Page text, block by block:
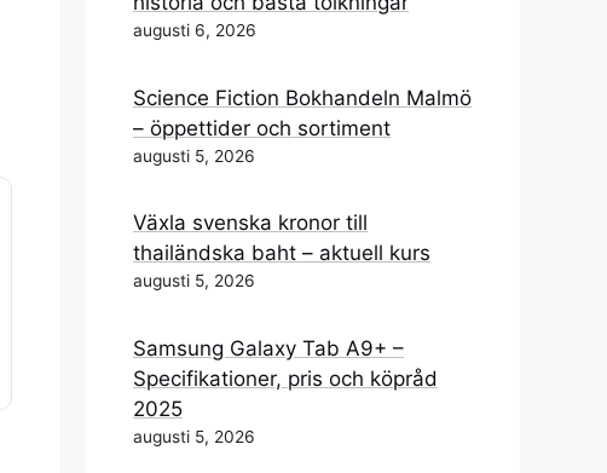
augusti 6, 2026
Science Fiction Bokhandeln Malmö
– öppettider och sortiment
augusti 5, 2026
Växla svenska kronor till
thailändska baht – aktuell kurs
augusti 5, 2026
Samsung Galaxy Tab A9+ –
Specifikationer, pris och köpråd
2025
augusti 5, 2026